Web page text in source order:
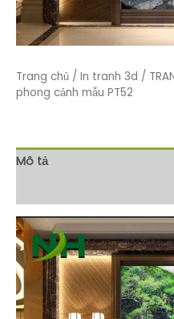
Trang chủ / In tranh 3d /
phong cảnh mẫu PT52
Mô tả